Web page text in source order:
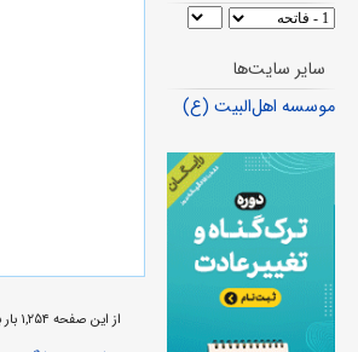
سایر سایت‌ها
موسسه اهل‌البیت (ع)
از این صفحه ۱,۲۵۴ بار بازدید شده است